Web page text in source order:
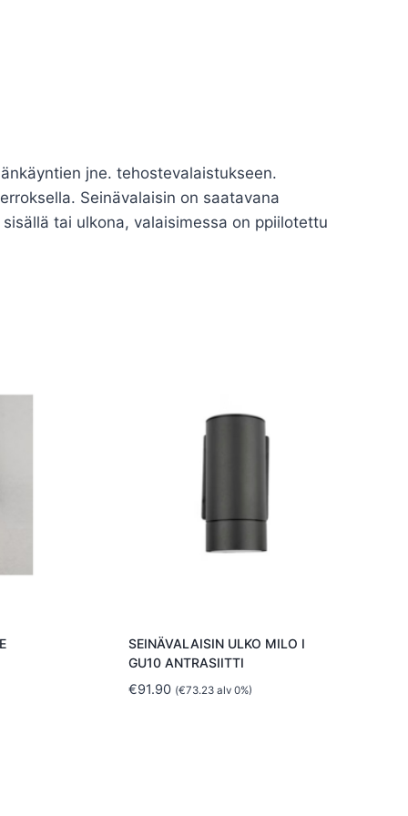
jne. tehostevalaistukseen.
Seinävalaisin on saatavana
tai ulkona, valaisimessa on ppiilotettu
SEINÄVALAISIN ULKO MILO I
GU10 ANTRASIITTI
€91.90 (€73.23 alv 0%)